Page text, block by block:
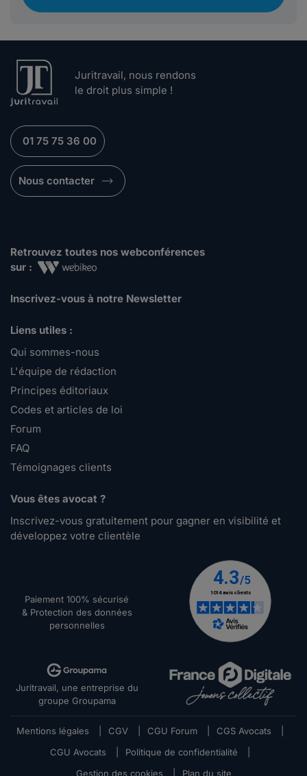
Juritravail, nous rendons
le droit plus simple !
01 75 75 36 00
Nous contacter
Retrouvez toutes nos webconférences
sur :
Inscrivez-vous à notre Newsletter
Liens utiles :
Qui sommes-nous
L'équipe de rédaction
Principes éditoriaux
Codes et articles de loi
Forum
FAQ
Témoignages clients
Vous êtes avocat ?
Inscrivez-vous gratuitement pour gagner en visibilité et
développez votre clientèle
Paiement 100% sécurisé
& Protection des données
personnelles
Juritravail, une entreprise du
groupe Groupama
Mentions légales CGV CGU Forum CGS Avocats
CGU Avocats
Politique de confidentialité
Gestion des cookies
Plan du site